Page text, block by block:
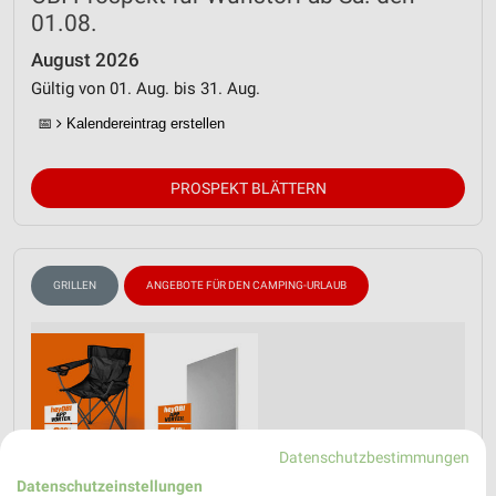
01.08.
August 2026
Gültig von 01. Aug. bis 31. Aug.
📅 Kalendereintrag erstellen
PROSPEKT BLÄTTERN
GRILLEN ANGEBOTE FÜR DEN CAMPING-URLAUB
Datenschutzbestimmungen
Datenschutzeinstellungen